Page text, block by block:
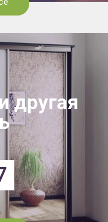
другая